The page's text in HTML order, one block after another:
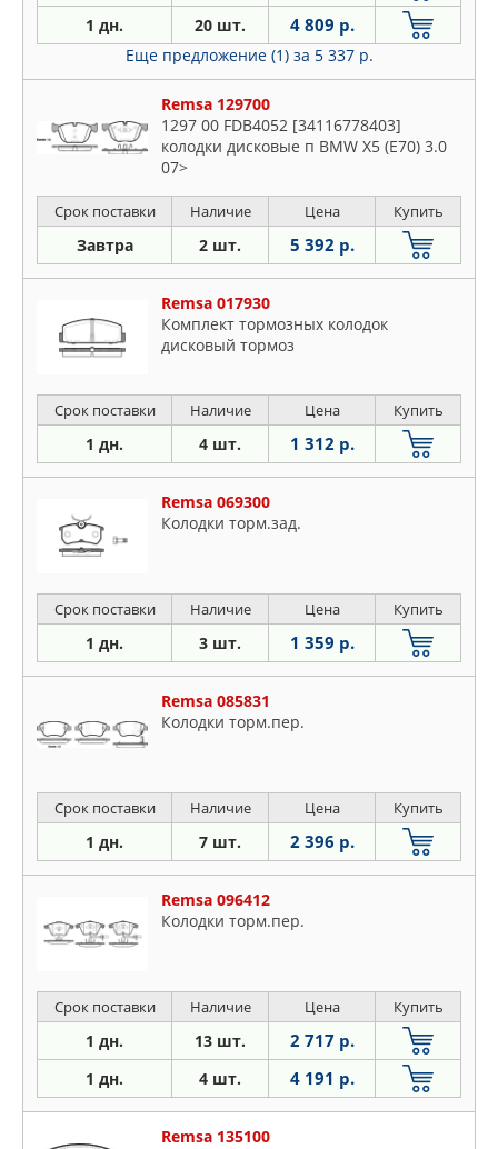
1 дн. 20 шт. 4 809 р.
Еще предложение (1) за 5 337 р.
Remsa 129700
1297 00 FDB4052 [34116778403]
колодки дисковые п BMW X5 (E70) 3.0
07>
Срок поставки Наличие Цена Купить
Завтра 2 шт. 5 392 р.
Remsa 017930
Комплект тормозных колодок
дисковый тормоз
Срок поставки Наличие Цена Купить
1 дн. 4 шт. 1 312 р.
Remsa 069300
Колодки торм.зад.
Срок поставки Наличие Цена Купить
1 дн. 3 шт. 1 359 р.
Remsa 085831
Колодки торм.пер.
Срок поставки Наличие Цена Купить
1 дн. 7 шт. 2 396 р.
Remsa 096412
Колодки торм.пер.
Срок поставки Наличие Цена Купить
1 дн. 13 шт. 2 717 р.
1 дн. 4 шт. 4 191 р.
Remsa 135100